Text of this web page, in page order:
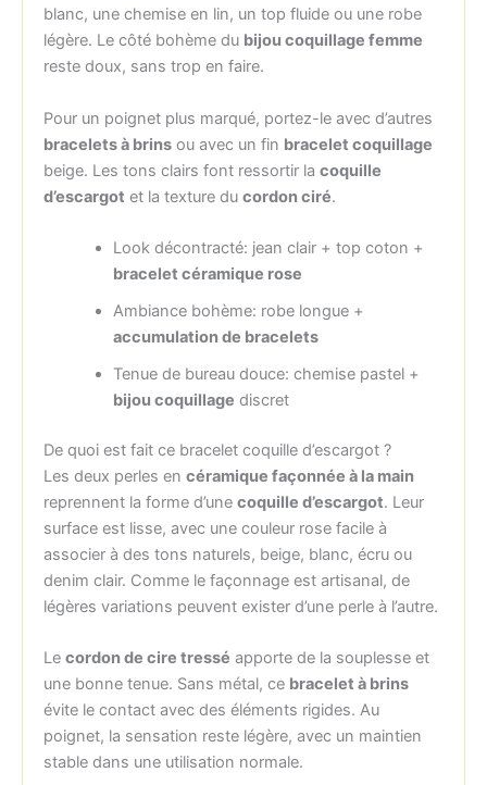
blanc, une chemise en lin, un top fluide ou une robe
légère. Le côté bohème du bijou coquillage femme
reste doux, sans trop en faire.
Pour un poignet plus marqué, portez-le avec d’autres
bracelets à brinsou avec un fin bracelet coquillage
beige. Les tons clairs font ressortir la coquille
d’escargot et la texture du cordon ciré.
Look décontracté: jean clair + top coton +
bracelet céramique rose
Ambiance bohème: robe longue +
accumulation de bracelets
Tenue de bureau douce: chemise pastel +
bijou coquillage discret
De quoi est fait ce bracelet coquille d’escargot ?
Les deux perles en céramique façonnée à la main
reprennent la forme d’une coquille d’escargot. Leur
surface est lisse, avec une couleur rose facile à
associer à des tons naturels, beige, blanc, écru ou
denim clair. Comme le façonnage est artisanal, de
légères variations peuvent exister d’une perle à l’autre.
Le cordon de cire tressé apporte de la souplesse et
une bonne tenue. Sans métal, ce bracelet à brins
évite le contact avec des éléments rigides. Au
poignet, la sensation reste légère, avec un maintien
stable dans une utilisation normale.